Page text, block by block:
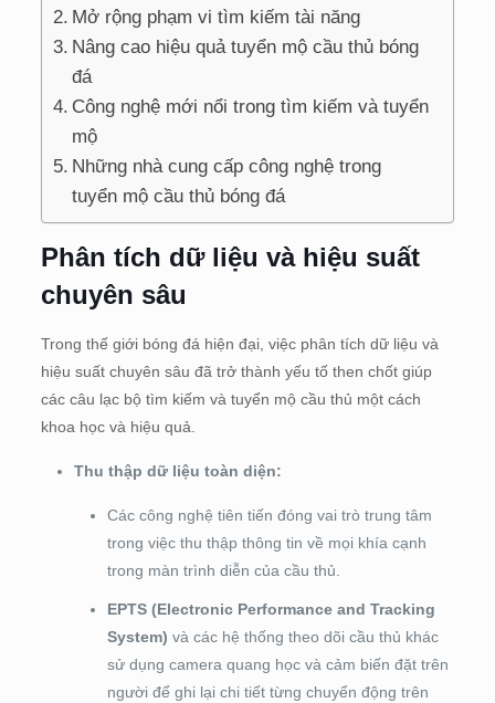
Mở rộng phạm vi tìm kiếm tài năng
Nâng cao hiệu quả tuyển mộ cầu thủ bóng
đá
Công nghệ mới nổi trong tìm kiếm và tuyển
mộ
Những nhà cung cấp công nghệ trong
tuyển mộ cầu thủ bóng đá
Phân tích dữ liệu và hiệu suất
chuyên sâu
Trong thế giới bóng đá hiện đại, việc phân tích dữ liệu và
hiệu suất chuyên sâu đã trở thành yếu tố then chốt giúp
các câu lạc bộ tìm kiếm và tuyển mộ cầu thủ một cách
khoa học và hiệu quả.
Thu thập dữ liệu toàn diện:
Các công nghệ tiên tiến đóng vai trò trung tâm
trong việc thu thập thông tin về mọi khía cạnh
trong màn trình diễn của cầu thủ.
EPTS (Electronic Performance and Tracking
System) và các hệ thống theo dõi cầu thủ khác
sử dụng camera quang học và cảm biến đặt trên
người để ghi lại chi tiết từng chuyển động trên